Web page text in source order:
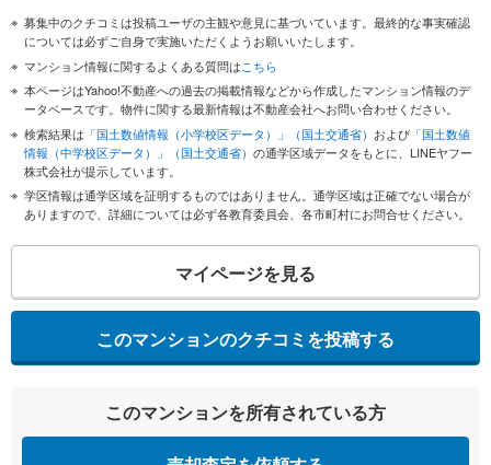
募集中のクチコミは投稿ユーザの主観や意見に基づいています。最終的な事実確認
については必ずご自身で実施いただくようお願いいたします。
マンション情報に関するよくある質問はこちら
本ページはYahoo!不動産への過去の掲載情報などから作成したマンション情報のデ
ータベースです。物件に関する最新情報は不動産会社へお問い合わせください。
検索結果は 「国土数値情報（小学校区データ）」（国土交通省） および 「国土数値
情報（中学校区データ）」（国土交通省） の通学区域データをもとに、LINEヤフー
株式会社が提示しています。
学区情報は通学区域を証明するものではありません。通学区域は正確でない場合が
ありますので、詳細については必ず各教育委員会、各市町村にお問合せください。
マイページを見る
このマンションのクチコミを投稿する
このマンションを所有されている方